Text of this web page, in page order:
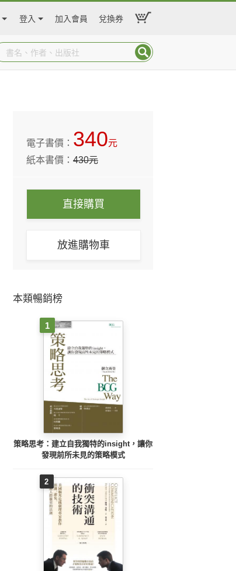
登入 加入會員 兌換券
電子書價： 340元
紙本書價：430元
直接購買
放進購物車
本類暢銷榜
1
策略思考：建立自我獨特的insight，讓你
發現前所未見的策略模式
2